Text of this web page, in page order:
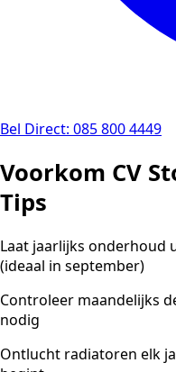
Bel Direct: 085 800 4449
Voorkom CV
Tips
Laat jaarlijks onderhoud
(ideaal in september)
Controleer maandelijks
nodig
Ontlucht radiatoren elk